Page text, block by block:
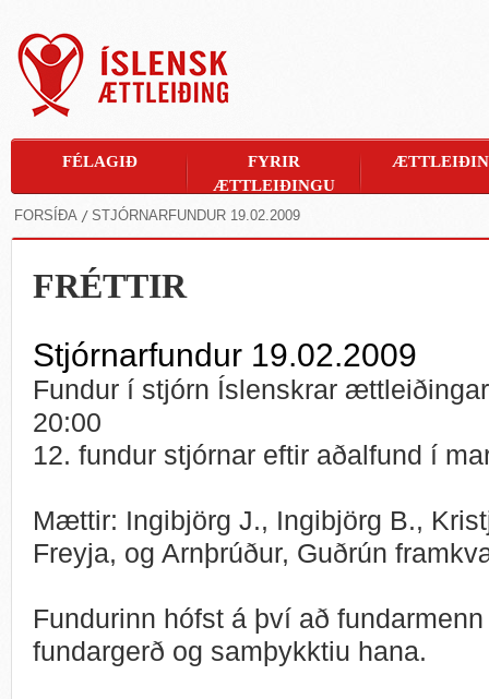
FORSÍÐA STJÓRNARFUNDUR 19.02.2009
FRÉTTIR
Stjórnarfundur 19.02.2009
Fundur í stjórn Íslenskrar
20:00
12. fundur stjórnar eftir aðalfund í
Mættir: Ingibjörg J., Ingibjörg B.,
Freyja, og Arnþrúður, Guðrún
Fundurinn hófst á því að
fundargerð og samþykktiu hana.
FÉLAGIÐ
FYRIR
ÆTTLEIÐINGU